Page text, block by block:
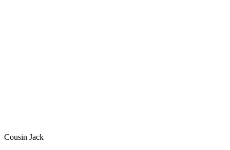
Cousin Jack